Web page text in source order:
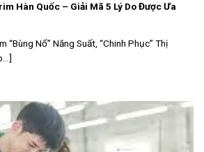
Hàn Quốc – Giải Mã 5 Lý Do Được Ưa
“Bùng Nổ” Năng Suất, “Chinh Phục” Thị